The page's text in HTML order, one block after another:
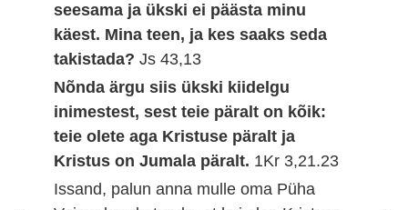
seesama ja ükski ei päästa minu
käest. Mina teen, ja kes saaks seda
takistada?Js 43,13
Nõnda ärgu siis ükski kiidelgu
inimestest, sest teie päralt on kõik:
teie olete aga Kristuse päralt ja
Kristus on Jumala päralt. 1Kr 3,21.23
Issand, palun anna mulle oma Püha